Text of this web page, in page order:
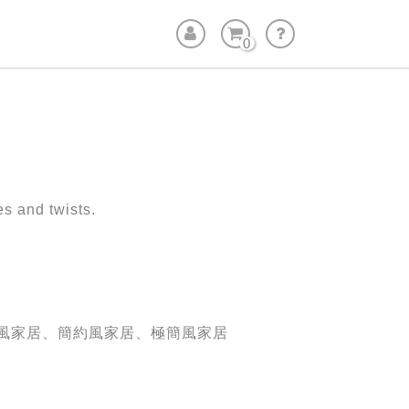
0
and twists.
家居、簡約風家居、極簡風家居